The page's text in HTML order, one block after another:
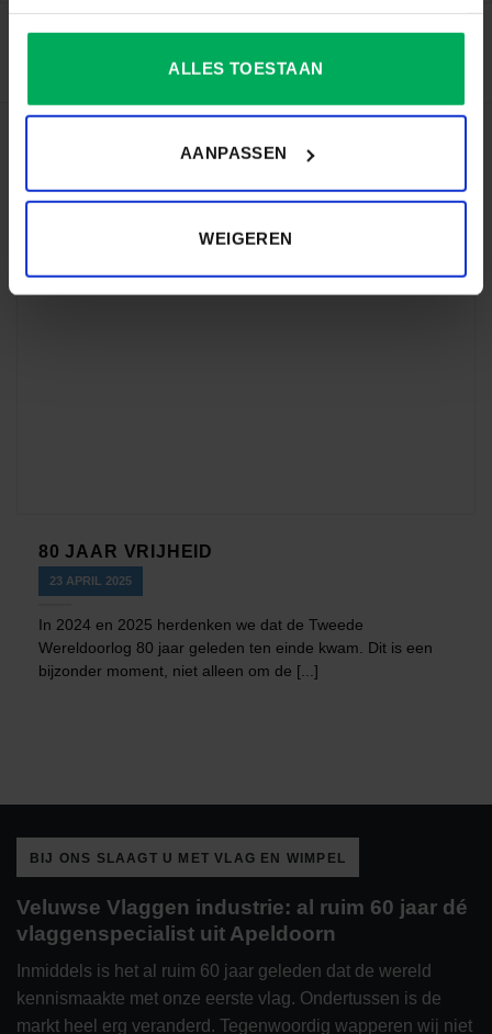
ALLES TOESTAAN
AANPASSEN
WEIGEREN
Het laatste nieuws
Actueel
80 JAAR VRIJHEID
23 APRIL 2025
In 2024 en 2025 herdenken we dat de Tweede
Wereldoorlog 80 jaar geleden ten einde kwam. Dit is een
bijzonder moment, niet alleen om de [...]
BIJ ONS SLAAGT U MET VLAG EN WIMPEL
Veluwse Vlaggen industrie: al ruim 60 jaar dé
vlaggenspecialist uit Apeldoorn
Inmiddels is het al ruim 60 jaar geleden dat de wereld
kennismaakte met onze eerste vlag. Ondertussen is de
markt heel erg veranderd. Tegenwoordig wapperen wij niet